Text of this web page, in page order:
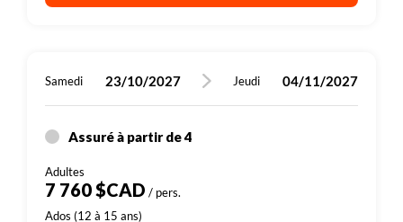
Samedi 23/10/2027 Jeudi 04/11/2027
Assuré à partir de 4
7 760 $CAD / pers.